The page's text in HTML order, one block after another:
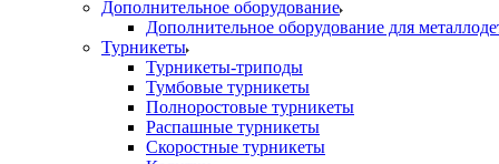
Дополнительное оборудование
Дополнительное оборудование для
Турникеты
Турникеты-триподы
Тумбовые турникеты
Полноростовые турникеты
Распашные турникеты
Скоростные турникеты